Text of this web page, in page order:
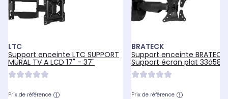
LTC
Support enceinte LTC SUPPORT
MURAL TV A LCD 17" - 37"
Prix de référence
BRATECK
Support enceinte BRATECK
Support écran plat 33à58
EASY TV-14
Prix de référence